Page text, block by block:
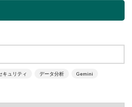
キュリティ データ分析 Gemini